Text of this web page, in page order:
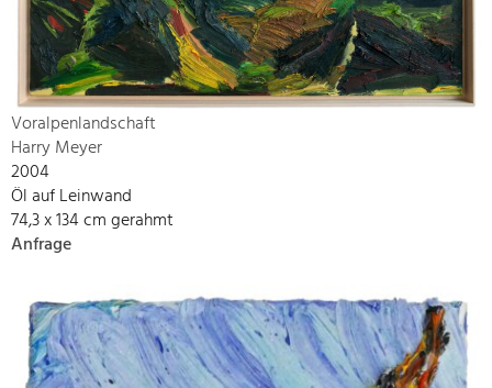
Voralpenlandschaft
Harry Meyer
2004
Öl auf Leinwand
74,3 x 134 cm gerahmt
Anfrage